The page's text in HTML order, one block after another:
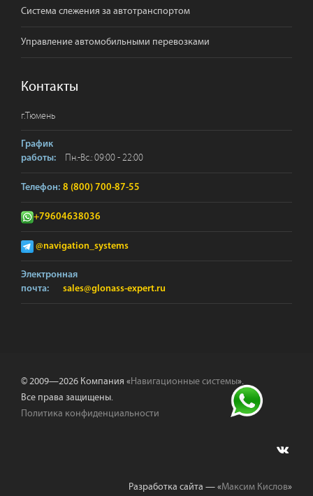
Система слежения за автотранспортом
Управление автомобильными перевозками
Контакты
г.Тюмень
График
работы:
Пн.-Вс.: 09:00 - 22:00
Телефон: 8 (800) 700-87-55
+79604638036
@navigation_systems
Электронная
почта:
sales@glonass-expert.ru
© 2009—2026 Компания «Навигационные системы».
Все права защищены.
Политика конфиденциальности
Разработка сайта — «Максим Кислов»